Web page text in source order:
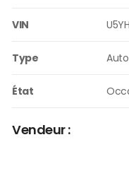
VIN
Type
État
Vendeur :